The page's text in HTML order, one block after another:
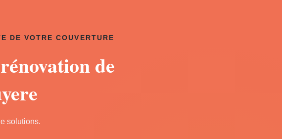
DE VOTRE COUVERTURE
de
solutions.